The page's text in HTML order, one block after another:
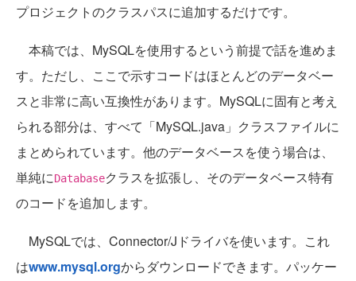
プロジェクトのクラスパスに追加するだけです。
本稿では、MySQLを使用するという前提で話を進めま
す。ただし、ここで示すコードはほとんどのデータベー
スと非常に高い互換性があります。MySQLに固有と考え
られる部分は、すべて「MySQL.java」クラスファイルに
まとめられています。他のデータベースを使う場合は、
単純にDatabaseクラスを拡張し、そのデータベース特有
のコードを追加します。
MySQLでは、Connector/Jドライバを使います。これ
はwww.mysql.orgからダウンロードできます。パッケー